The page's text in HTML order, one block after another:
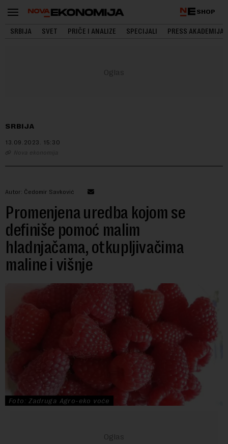
SHOP
SRBIJA SVET PRIČE I ANALIZE SPECIJALI PRESS AKADEMIJA
SRBIJA
13.09.2023. 15:30
Nova ekonomija
Autor: Čedomir Savković
Promenjena uredba kojom se
definiše pomoć malim
hladnjačama, otkupljivačima
maline i višnje
Foto: Zadruga Agro-eko voće